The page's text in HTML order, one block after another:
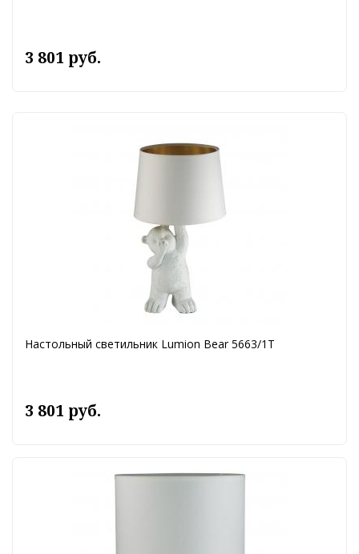
3 801 руб.
Настольный светильник Lumion Bear 5663/1T
3 801 руб.